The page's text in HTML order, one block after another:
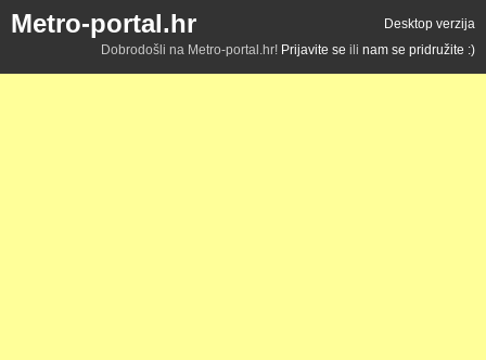
Metro-portal.hr
Desktop verzija
Dobrodošli na Metro-portal.hr! Prijavite se ili nam se pridružite :)